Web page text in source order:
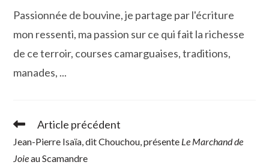
Passionnée de bouvine, je partage par l'écriture
mon ressenti, ma passion sur ce qui fait la richesse
de ce terroir, courses camarguaises, traditions,
manades, ...
Read
articles
Article précédent
Jean-Pierre Isaïa, dit Chouchou, présente Le Marchand de
Joieau Scamandre